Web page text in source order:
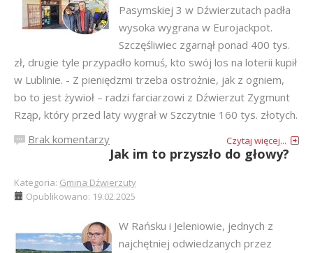
Pasymskiej 3 w Dźwierzutach padła
wysoka wygrana w Eurojackpot.
Szczęśliwiec zgarnął ponad 400 tys.
zł, drugie tyle przypadło komuś, kto swój los na loterii kupił
w Lublinie. - Z pieniędzmi trzeba ostrożnie, jak z ogniem,
bo to jest żywioł – radzi farciarzowi z Dźwierzut Zygmunt
Rząp, który przed laty wygrał w Szczytnie 160 tys. złotych.
Brak komentarzy
Czytaj więcej...
Jak im to przyszło do głowy?
Kategoria: Gmina Dźwierzuty
Opublikowano: 19.02.2025
W Rańsku i Jeleniowie, jednych z
najchętniej odwiedzanych przez